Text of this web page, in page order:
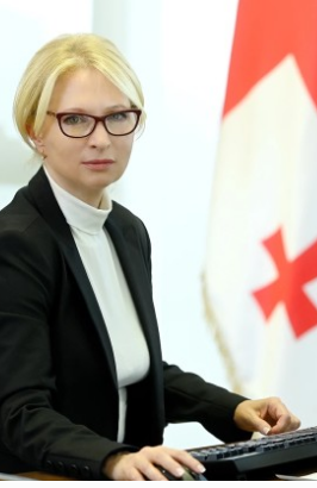
ოთარ შამუგია ბაქოში გამართულ
მინისტერიალზე სიტყვით…
10/05/2022